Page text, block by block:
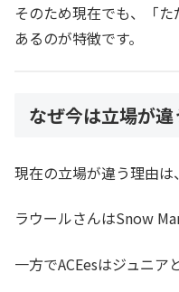
そのため現在でも、「
あるのが特徴です。
なぜ今は立場が違
現在の立場が違う理由は
ラウールさんはSnow
一方でACEesはジュニア